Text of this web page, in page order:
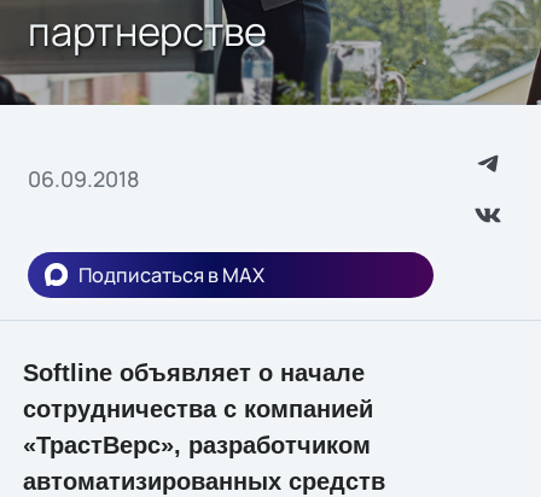
партнерстве
06.09.2018
Подписаться в MAX
Softline объявляет о начале
сотрудничества с компанией
«ТрастВерс», разработчиком
автоматизированных средств